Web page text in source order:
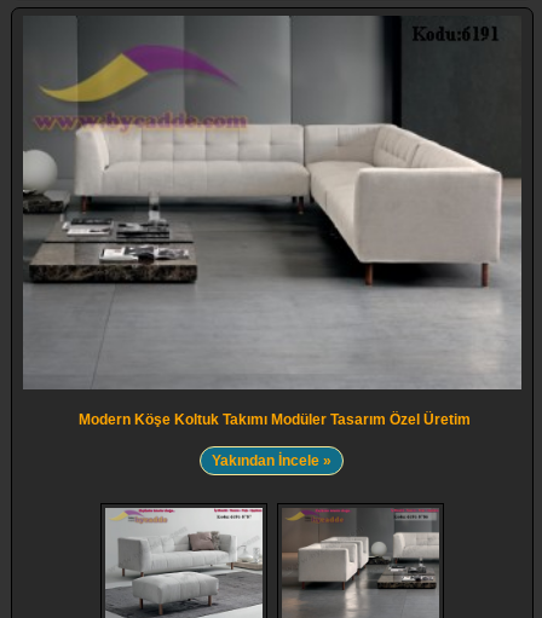
Modern Köşe Koltuk Takımı Modüler Tasarım Özel Üretim
Yakından İncele »